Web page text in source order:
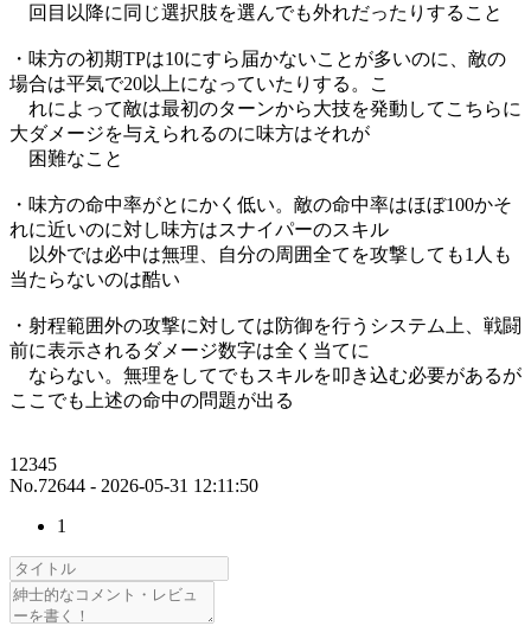
回目以降に同じ選択肢を選んでも外れだったりすること
・味方の初期TPは10にすら届かないことが多いのに、敵の
場合は平気で20以上になっていたりする。こ
れによって敵は最初のターンから大技を発動してこちらに
大ダメージを与えられるのに味方はそれが
困難なこと
・味方の命中率がとにかく低い。敵の命中率はほぼ100かそ
れに近いのに対し味方はスナイパーのスキル
以外では必中は無理、自分の周囲全てを攻撃しても1人も
当たらないのは酷い
・射程範囲外の攻撃に対しては防御を行うシステム上、戦闘
前に表示されるダメージ数字は全く当てに
ならない。無理をしてでもスキルを叩き込む必要があるが
ここでも上述の命中の問題が出る
12345
No.72644 - 2026-05-31 12:11:50
1